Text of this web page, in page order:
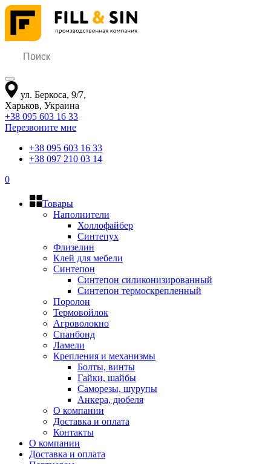
ул. Беркоса, 9/7,
Харьков, Украина
+38 095 603 16 33
Перезвоните мне
+38 095 603 16 33
+38 097 210 03 14
0
Товары
Наполнители
Холлофайбер
Синтепух
Флизелин
Клей для мебели
Синтепон
Синтепон силиконизированный
Синтепон термоскрепленный
Поролон
Термовойлок
Агроволокно
Спанбонд
Ламели
Крепления и механизмы
Болты, винты
Гайки, шайбы
Саморезы, шурупы
Анкера, дюбеля
О компании
Доставка и оплата
Контакты
О компании
Доставка и оплата